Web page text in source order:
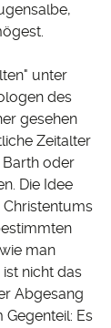
unter
des
gesehen
Zeitalter
Barth oder
Die Idee
Christentums
man
nicht das
Abgesang
Es